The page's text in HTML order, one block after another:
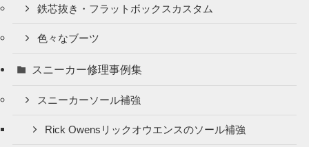
鉄芯抜き・フラットボックスカスタム
色々なブーツ
スニーカー修理事例集
スニーカーソール補強
Rick Owensリックオウエンスのソール補強